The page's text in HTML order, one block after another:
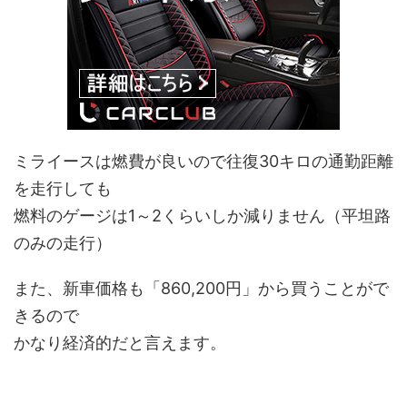
ミライースは燃費が良いので往復30キロの通勤距離
を走行しても
燃料のゲージは1～2くらいしか減りません（平坦路
のみの走行）
また、新車価格も「860,200円」から買うことがで
きるので
かなり経済的だと言えます。